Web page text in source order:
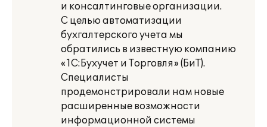
и консалтинговые организации.
С целью автоматизации
бухгалтерского учета мы
обратились в известную компанию
«1С:Бухучет и Торговля» (БиТ).
Специалисты
продемонстрировали нам новые
расширенные возможности
информационной системы